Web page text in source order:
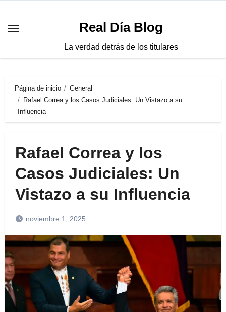
contenido
Real Día Blog
La verdad detrás de los titulares
Página de inicio
General
Rafael Correa y los Casos Judiciales: Un Vistazo a su
Influencia
Rafael Correa y los
Casos Judiciales: Un
Vistazo a su Influencia
noviembre 1, 2025